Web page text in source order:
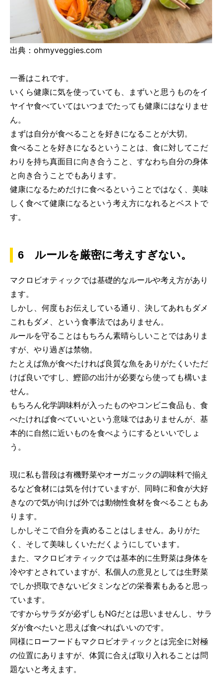
出典：ohmyveggies.com
一番はこれです。
いくら健康に気を使っていても、まずいと思うものをイ
ヤイヤ食べていてはいつまでたっても健康にはなりませ
ん。
まずは自分が食べることを好きになることが大切。
食べることを好きになるということは、食に対してこだ
わりを持ち真面目に向き合うこと、すなわち自分の身体
と向き合うことでもあります。
健康になるためだけに食べるということではなく、美味
しく食べて健康になるという考え方になれるとベストで
す。
6 ルールを厳密に考えすぎない。
マクロビオティックでは基礎的なルールや考え方があり
ます。
しかし、何度もお伝えしている通り、決してあれもダメ
これもダメ、という食事法ではありません。
ルールを守ることはもちろん素晴らしいことではありま
すが、やり過ぎは禁物。
たとえば魚が食べたければ良質な魚をありがたくいただ
けば良いですし、鰹節の出汁が必要なら使っても構いま
せん。
もちろん化学調味料が入ったものやコンビニ食品も、食
べたければ食べていいという意味ではありませんが、基
本的に自然に近いものを食べようにするといいでしょ
う。
現に私も普段は有機野菜やオーガニックの調味料で揃え
るなど食材には気を付けていますが、同時に和食が大好
きなので気が向けば外では動物性食材を食べることもあ
ります。
しかしそこで自分を責めることはしません。ありがた
く、そして美味しくいただくようにしています。
また、マクロビオティックでは基本的に生野菜は身体を
冷やすとされていますが、私個人の意見としては生野菜
でしか摂取できないビタミンなどの栄養素もあると思っ
ています。
ですからサラダが必ずしもNGだとは思いませんし、サラ
ダが食べたいと思えば食べればいいのです。
同様にローフードもマクロビオティックとは完全に対極
の位置にありますが、体質に合えば取り入れることは問
題ないと考えます。